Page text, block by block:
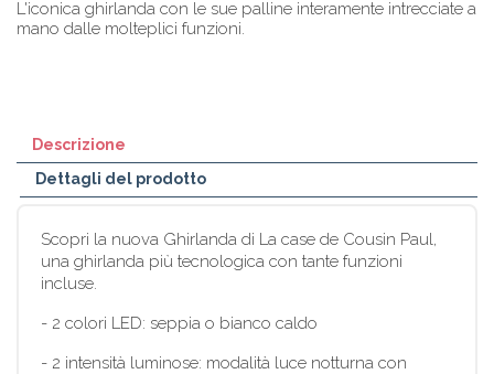
L'iconica ghirlanda con le sue palline interamente intrecciate a
mano dalle molteplici funzioni.
Descrizione
Dettagli del prodotto
Scopri la nuova Ghirlanda di La case de Cousin Paul,
una ghirlanda più tecnologica con tante funzioni
incluse.
- 2 colori LED: seppia o bianco caldo
- 2 intensità luminose: modalità luce notturna con